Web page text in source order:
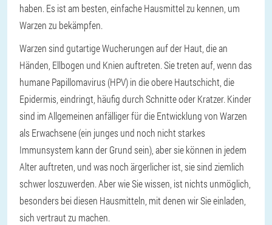
haben. Es ist am besten, einfache Hausmittel zu kennen, um
Warzen zu bekämpfen.
Warzen sind gutartige Wucherungen auf der Haut, die an
Händen, Ellbogen und Knien auftreten. Sie treten auf, wenn das
humane Papillomavirus (HPV) in die obere Hautschicht, die
Epidermis, eindringt, häufig durch Schnitte oder Kratzer. Kinder
sind im Allgemeinen anfälliger für die Entwicklung von Warzen
als Erwachsene (ein junges und noch nicht starkes
Immunsystem kann der Grund sein), aber sie können in jedem
Alter auftreten, und was noch ärgerlicher ist, sie sind ziemlich
schwer loszuwerden. Aber wie Sie wissen, ist nichts unmöglich,
besonders bei diesen Hausmitteln, mit denen wir Sie einladen,
sich vertraut zu machen.